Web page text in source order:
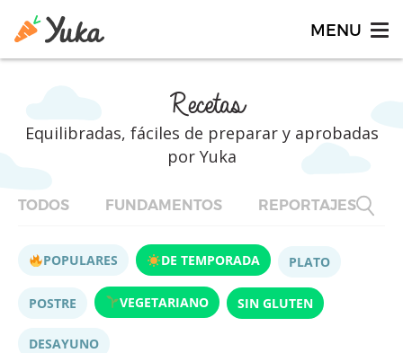
Recetas
Equilibradas, fáciles de preparar y aprobadas
por Yuka
TODOS FUNDAMENTOS REPORTAJES
POPULARES DE TEMPORADA PLATO
POSTRE VEGETARIANO SIN GLUTEN
DESAYUNO